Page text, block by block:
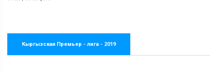
Кыргызская Премьер - лига - 2019